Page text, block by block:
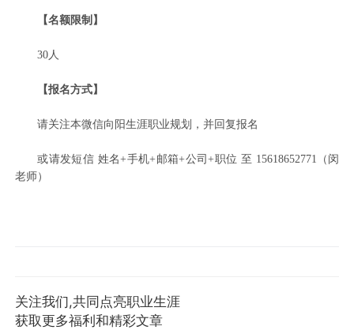
【名额限制】
30人
【报名方式】
请关注本微信向阳生涯职业规划，并回复报名
或请发短信 姓名+手机+邮箱+公司+职位 至 15618652771（闵
老师）
关注我们,共同点亮职业生涯
获取更多福利和精彩文章